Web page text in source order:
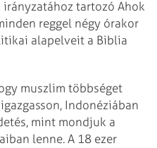
tartozó Ahok
reggel négy órakor
alapelveit a Biblia
muszlim többséget
Indonéziában
mint mondjuk a
lenne. A 18 ezer